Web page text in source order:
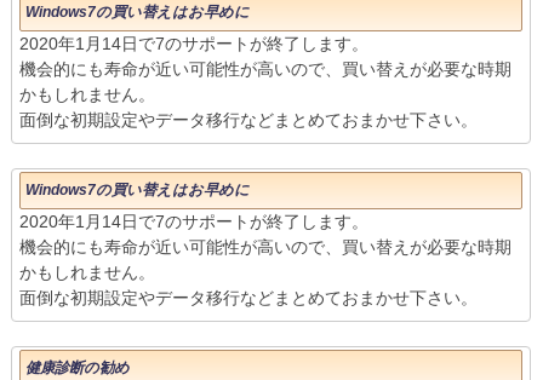
Windows7の買い替えはお早めに
2020年1月14日で7のサポートが終了します。
機会的にも寿命が近い可能性が高いので、買い替えが必要な時期
かもしれません。
面倒な初期設定やデータ移行などまとめておまかせ下さい。
Windows7の買い替えはお早めに
2020年1月14日で7のサポートが終了します。
機会的にも寿命が近い可能性が高いので、買い替えが必要な時期
かもしれません。
面倒な初期設定やデータ移行などまとめておまかせ下さい。
健康診断の勧め